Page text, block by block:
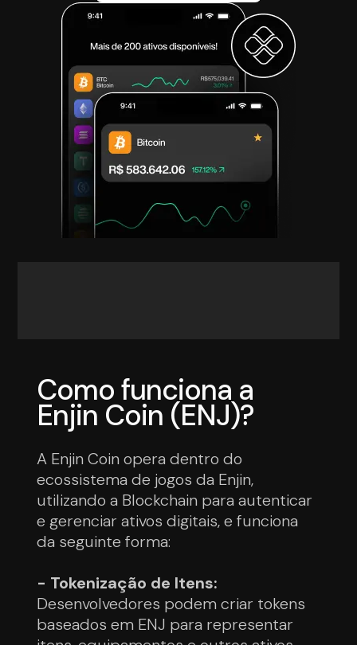
Como funciona a
Enjin Coin (ENJ)?
A Enjin Coin opera dentro do
ecossistema de jogos da Enjin,
utilizando a Blockchain para autenticar
e gerenciar ativos digitais, e funciona
da seguinte forma:
- Tokenização de Itens:
Desenvolvedores podem criar tokens
baseados em ENJ para representar